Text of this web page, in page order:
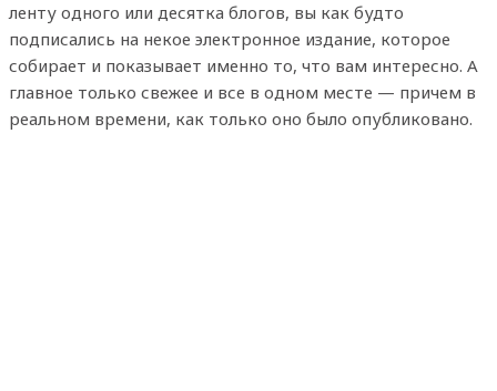
ленту одного или десятка блогов, вы как будто
подписались на некое электронное издание, которое
собирает и показывает именно то, что вам интересно. А
главное только свежее и все в одном месте — причем в
реальном времени, как только оно было опубликовано.